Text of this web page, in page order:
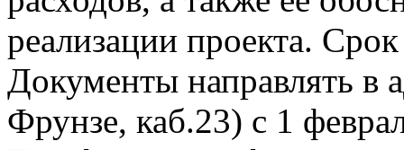
реализации проекта.
Документы направлять в
Фрунзе, каб.23) с 1